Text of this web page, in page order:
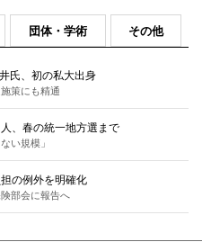
団体・学術 その他
氏、初の私大出身
策にも精通
、春の統一地方選まで
い規模」
の例外を明確化
部会に報告へ